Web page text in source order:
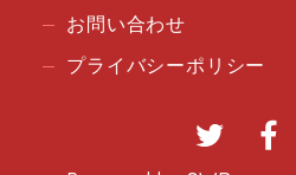
お問い合わせ
プライバシーポリシー
Twitter